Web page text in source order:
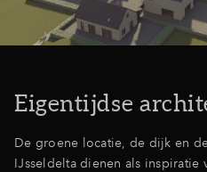
Eigentijdse
De groene locatie, de dijk en
IJsseldelta dienen als inspiratie